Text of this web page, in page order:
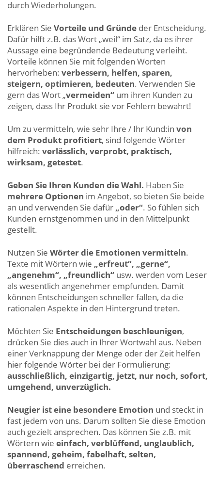
durch Wiederholungen.
Erklären Sie Vorteile und Gründe der Entscheidung.
Dafür hilft z.B. das Wort „weil“ im Satz, da es ihrer
Aussage eine begründende Bedeutung verleiht.
Vorteile können Sie mit folgenden Worten
hervorheben: verbessern, helfen, sparen,
steigern, optimieren, bedeuten. Verwenden Sie
gern das Wort „vermeiden“ um ihren Kunden zu
zeigen, dass Ihr Produkt sie vor Fehlern bewahrt!
Um zu vermitteln, wie sehr Ihre / Ihr Kund:in von
dem Produkt profitiert, sind folgende Wörter
hilfreich: verlässlich, verprobt, praktisch,
wirksam, getestet.
Geben Sie Ihren Kunden die Wahl. Haben Sie
mehrere Optionen im Angebot, so bieten Sie beide
an und verwenden Sie dafür „oder“. So fühlen sich
Kunden ernstgenommen und in den Mittelpunkt
gestellt.
Nutzen Sie Wörter die Emotionen vermitteln.
Texte mit Wörtern wie „erfreut“, „gerne“,
„angenehm“, „freundlich“ usw. werden vom Leser
als wesentlich angenehmer empfunden. Damit
können Entscheidungen schneller fallen, da die
rationalen Aspekte in den Hintergrund treten.
Möchten Sie Entscheidungen beschleunigen,
drücken Sie dies auch in Ihrer Wortwahl aus. Neben
einer Verknappung der Menge oder der Zeit helfen
hier folgende Wörter bei der Formulierung:
ausschließlich, einzigartig, jetzt, nur noch, sofort,
umgehend, unverzüglich.
Neugier ist eine besondere Emotion und steckt in
fast jedem von uns. Darum sollten Sie diese Emotion
auch gezielt ansprechen. Das können Sie z.B. mit
Wörtern wie einfach, verblüffend, unglaublich,
spannend, geheim, fabelhaft, selten,
überraschend erreichen.